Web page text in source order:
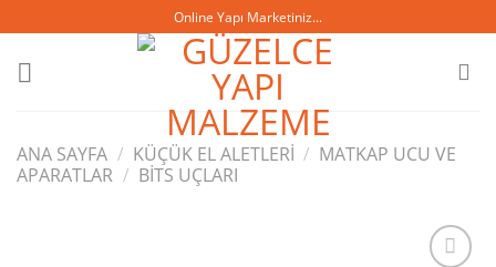
to
content
Online Yapı Marketiniz...
ANA SAYFA / KÜÇÜK EL ALETLERI / MATKAP UCU VE
APARATLAR / BITS UÇLARI